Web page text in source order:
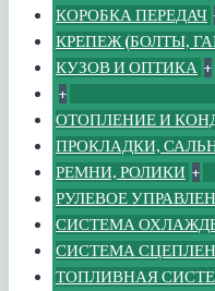
КОРОБКА ПЕРЕДАЧ
КРЕПЕЖ (БОЛТЫ,
КУЗОВ И ОПТИКА +
+
ОТОПЛЕНИЕ И
ПРОКЛАДКИ,
РЕМНИ, РОЛИКИ +
РУЛЕВОЕ
СИСТЕМА
СИСТЕМА
ТОПЛИВНАЯ